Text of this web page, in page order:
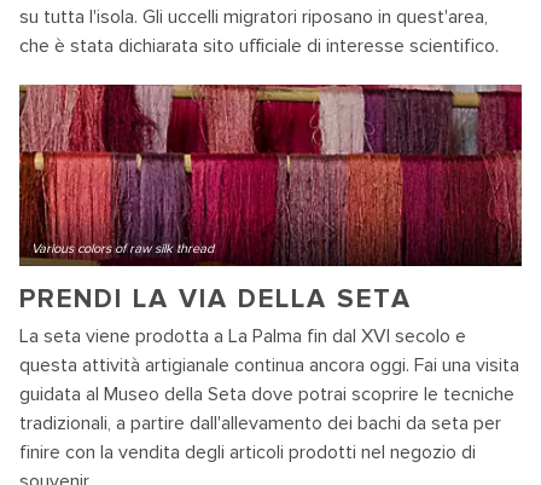
su tutta l'isola. Gli uccelli migratori riposano in quest'area,
che è stata dichiarata sito ufficiale di interesse scientifico.
Various colors of raw silk thread
PRENDI LA VIA DELLA SETA
La seta viene prodotta a La Palma fin dal XVI secolo e
questa attività artigianale continua ancora oggi. Fai una visita
guidata al Museo della Seta dove potrai scoprire le tecniche
tradizionali, a partire dall'allevamento dei bachi da seta per
finire con la vendita degli articoli prodotti nel negozio di